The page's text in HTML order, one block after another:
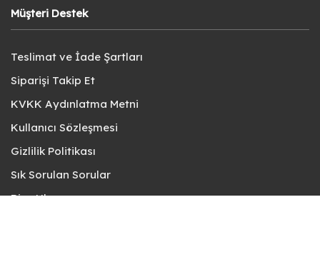
Müşteri Destek
Teslimat ve İade Şartları
Siparişi Takip Et
KVKK Aydınlatma Metni
Kullanıcı Sözleşmesi
Gizlilik Politikası
Sık Sorulan Sorular
Bize Ulaşın